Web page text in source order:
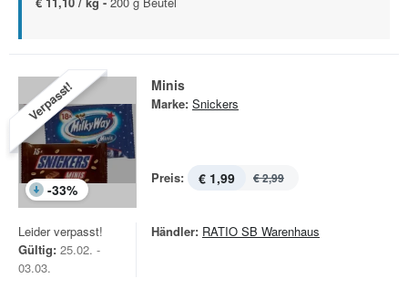
Verpasst!
-33%
Minis
Marke: Snickers
Preis: € 1,99 € 2,99
Leider verpasst!
Gültig: 25.02. -
03.03.
Händler: RATIO SB Warenhaus